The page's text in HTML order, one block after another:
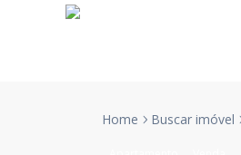
Home Buscar imóvel